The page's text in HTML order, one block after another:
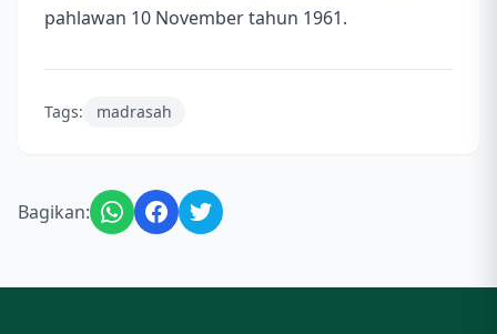
pahlawan 10 November tahun 1961.
Tags: madrasah
Bagikan: